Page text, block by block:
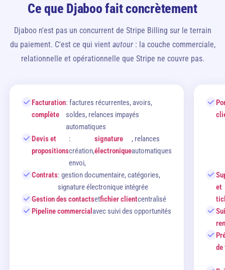
Ce que Djaboo fait concrètement
Djaboo n'est pas un concurrent de Stripe Billing sur le terrain
du paiement. C'est ce qui vient autour: la couche commerciale,
relationnelle et opérationnelle que Stripe ne couvre pas.
Facturation
complète
: factures récurrentes, avoirs,
soldes, relances impayés
automatiques
Devis et
propositions
:
création,
envoi,
signature
électronique
, relances
automatiques
Contrats: gestion documentaire, catégories,
signature électronique intégrée
Gestion des contactsetfichier clientcentralisé
Pipeline commercial avec suivi des opportunités
et